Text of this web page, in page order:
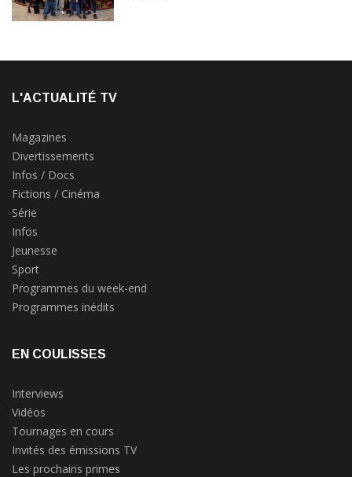
L'ACTUALITÉ TV
Magazines
Divertissements
Infos / Docs
Fictions / Cinéma
Série
Infos
Jeunesse
Sport
Programmes du week-end
Programmes inédits
EN COULISSES
Interviews
Vidéos
Tournages en cours
Invités des émissions TV
Les prochains primes